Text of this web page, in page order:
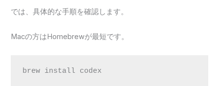
では、具体的な手順を確認します。
Macの方はHomebrewが最短です。
brew install codex